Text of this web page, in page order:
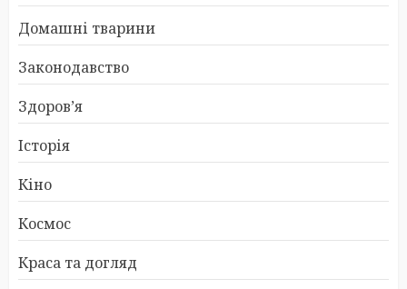
Домашні тварини
Законодавство
Здоров’я
Історія
Кіно
Космос
Краса та догляд